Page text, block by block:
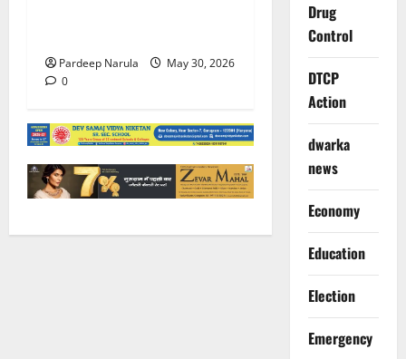
Pardeep Narula
May 30, 2026
0
Drug
Control
DTCP
Action
dwarka
news
Economy
Education
Election
Emergency